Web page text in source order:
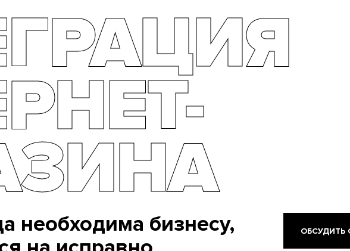
необходима бизнесу,
ОБСУДИТЬ